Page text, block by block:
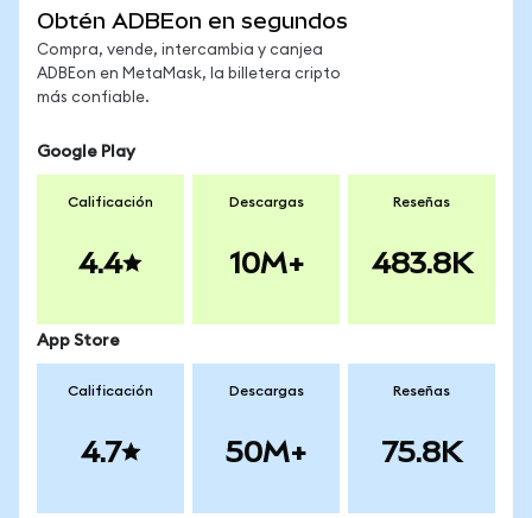
Obtén ADBEon en segundos
Compra, vende, intercambia y canjea
ADBEon en MetaMask, la billetera cripto
más confiable.
Google Play
Calificación
4.4
Descargas
10M+
Reseñas
483.8K
App Store
Calificación
4.7
Descargas
50M+
Reseñas
75.8K